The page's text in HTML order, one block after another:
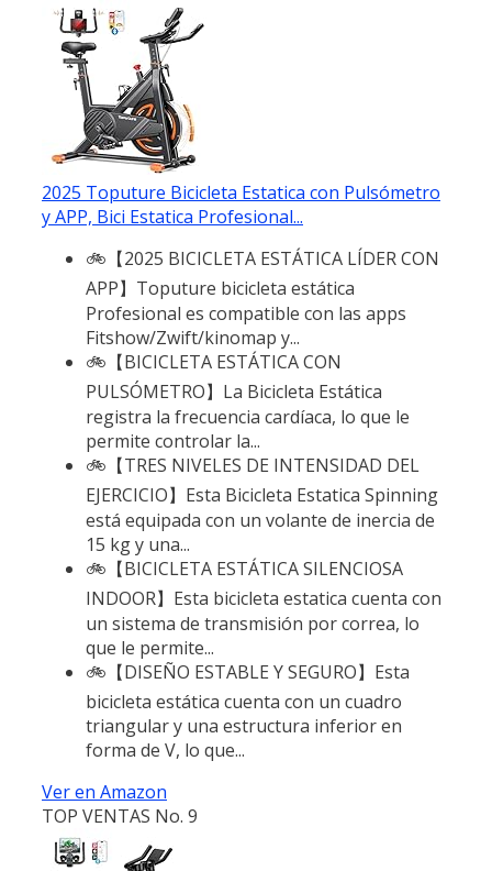
2025 Toputure Bicicleta Estatica con Pulsómetro
y APP, Bici Estatica Profesional...
🚲【2025 BICICLETA ESTÁTICA LÍDER CON
APP】Toputure bicicleta estática
Profesional es compatible con las apps
Fitshow/Zwift/kinomap y...
🚲【BICICLETA ESTÁTICA CON
PULSÓMETRO】La Bicicleta Estática
registra la frecuencia cardíaca, lo que le
permite controlar la...
🚲【TRES NIVELES DE INTENSIDAD DEL
EJERCICIO】Esta Bicicleta Estatica Spinning
está equipada con un volante de inercia de
15 kg y una...
🚲【BICICLETA ESTÁTICA SILENCIOSA
INDOOR】Esta bicicleta estatica cuenta con
un sistema de transmisión por correa, lo
que le permite...
🚲【DISEÑO ESTABLE Y SEGURO】Esta
bicicleta estática cuenta con un cuadro
triangular y una estructura inferior en
forma de V, lo que...
Ver en Amazon
TOP VENTAS No. 9